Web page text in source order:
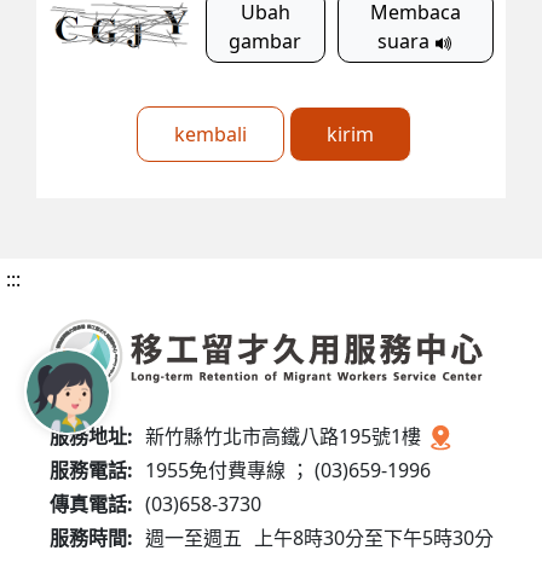
Ubah
gambar
Membaca
suara
kembali kirim
:::
服務地址: 新竹縣竹北市高鐵八路195號1樓
服務電話: 1955免付費專線 ； (03)659-1996
傳真電話: (03)658-3730
服務時間: 週一至週五 上午8時30分至下午5時30分